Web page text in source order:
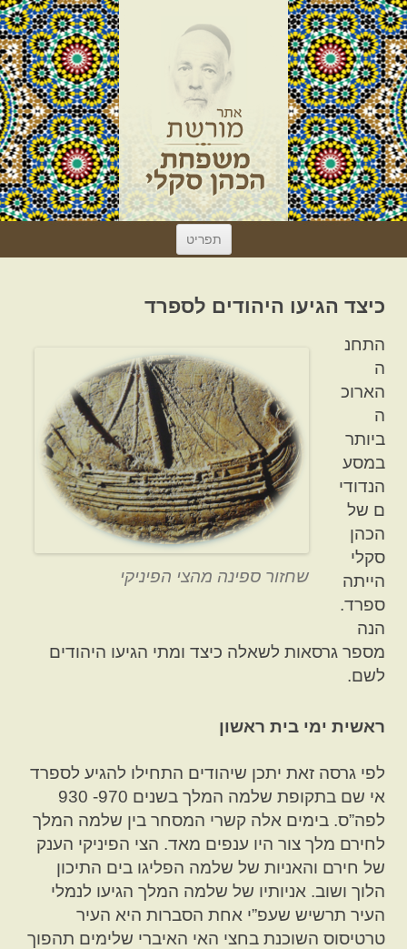
תפריט
כיצד הגיעו היהודים לספרד
שחזור ספינה מהצי הפיניקי
התחנ
ה
הארוכ
ה
ביותר
במסע
הנדודי
ם של
הכהן
סקלי
הייתה
ספרד.
הנה
מספר גרסאות לשאלה כיצד ומתי הגיעו היהודים
לשם.
ראשית ימי בית ראשון
לפי גרסה זאת יתכן שיהודים התחילו להגיע לספרד
אי שם בתקופת שלמה המלך בשנים 970- 930
לפה”ס. בימים אלה קשרי המסחר בין שלמה המלך
לחירם מלך צור היו ענפים מאד. הצי הפיניקי הענק
של חירם והאניות של שלמה הפליגו בים התיכון
הלוך ושוב. אניותיו של שלמה המלך הגיעו לנמלי
העיר תרשיש שעפ”י אחת הסברות היא העיר
טרטיסוס השוכנת בחצי האי האיברי שלימים תהפוך